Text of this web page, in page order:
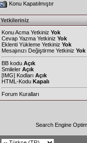
Konu Kapatılmıştır
Yetkileriniz
Konu Acma Yetkiniz Yok
Cevap Yazma Yetkiniz Yok
Eklenti Yükleme Yetkiniz Yok
Mesajınızı Değiştirme Yetkiniz Yok
BB kodu Açık
Smileler Açık
[IMG] Kodları Açık
HTML-Kodu Kapalı
Forum Kuralları
Search Engine